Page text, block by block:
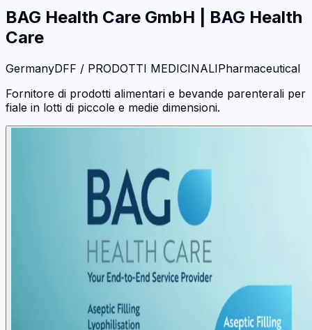
BAG Health Care GmbH
BAG Health
Care
GermanyDFF / PRODOTTI MEDICINALIPharmaceutical
Fornitore di prodotti alimentari e bevande parenterali per
fiale in lotti di piccole e medie dimensioni.